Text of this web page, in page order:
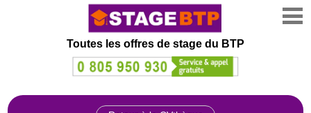
Toutes les offres de stage du BTP